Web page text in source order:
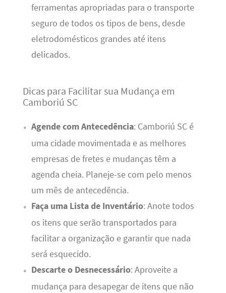
ferramentas apropriadas para o transporte
seguro de todos os tipos de bens, desde
eletrodomésticos grandes até itens
delicados.
Dicas para Facilitar sua Mudança em
Camboriú SC
Agende com Antecedência: Camboriú SC é
uma cidade movimentada e as melhores
empresas de fretes e mudanças têm a
agenda cheia. Planeje-se com pelo menos
um mês de antecedência.
Faça uma Lista de Inventário: Anote todos
os itens que serão transportados para
facilitar a organização e garantir que nada
será esquecido.
Descarte o Desnecessário: Aproveite a
mudança para desapegar de itens que não